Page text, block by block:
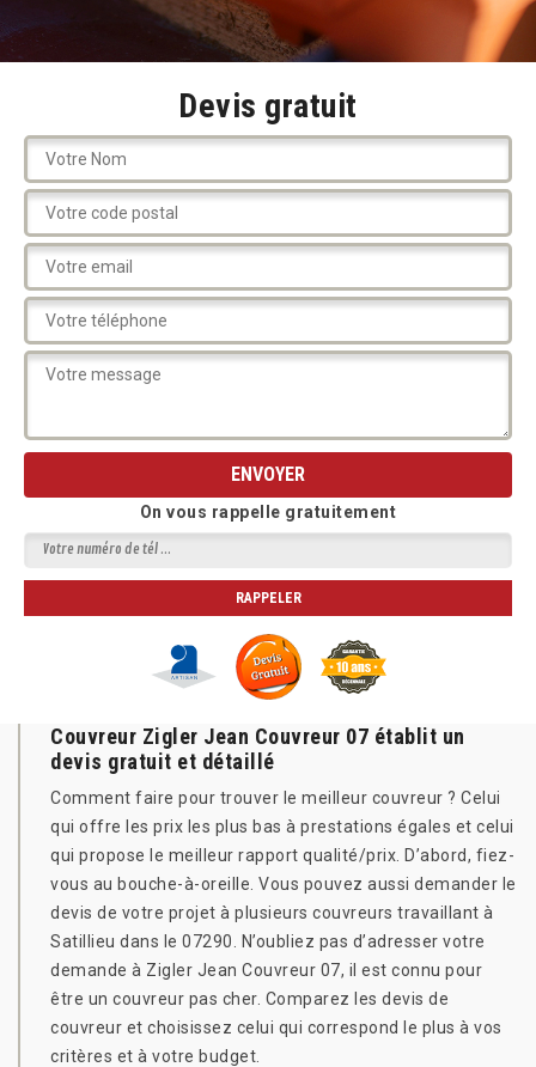
Devis gratuit
On vous rappelle gratuitement
Couvreur Zigler Jean Couvreur 07 établit un
devis gratuit et détaillé
Comment faire pour trouver le meilleur couvreur ? Celui
qui offre les prix les plus bas à prestations égales et celui
qui propose le meilleur rapport qualité/prix. D’abord, fiez-
vous au bouche-à-oreille. Vous pouvez aussi demander le
devis de votre projet à plusieurs couvreurs travaillant à
Satillieu dans le 07290. N’oubliez pas d’adresser votre
demande à Zigler Jean Couvreur 07, il est connu pour
être un couvreur pas cher. Comparez les devis de
couvreur et choisissez celui qui correspond le plus à vos
critères et à votre budget.